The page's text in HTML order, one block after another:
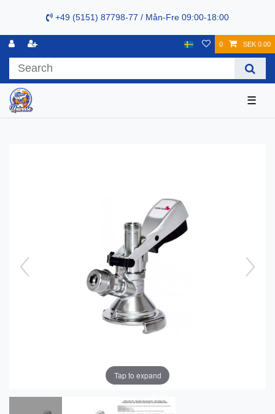
+49 (5151) 87798-77 / Mån-Fre 09:00-18:00
0 SEK 0.00
☰
Tap to expand